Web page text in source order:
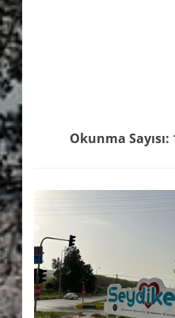
Okunma Sayısı: